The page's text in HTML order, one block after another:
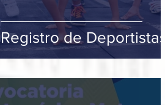
Registro de Deportistas